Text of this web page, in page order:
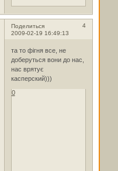
Поделиться
4
2009-02-19 16:49:13
та то фігня все, не
доберуться вони до нас,
нас врятує
касперский)))
0